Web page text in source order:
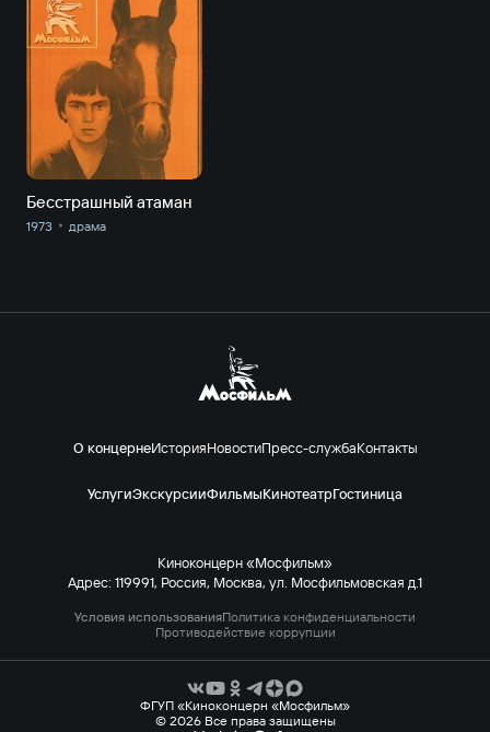
Бесстрашный атаман
1973 драма
О концернеИсторияНовостиПресс-службаКонтакты
УслугиЭкскурсииФильмыКинотеатрГостиница
Киноконцерн «Мосфильм»
Адрес: 119991, Россия, Москва, ул. Мосфильмовская д.1
Условия использованияПолитика конфиденциальности
Противодействие коррупции
ФГУП «Киноконцерн «Мосфильм»
© 2026 Все права защищены